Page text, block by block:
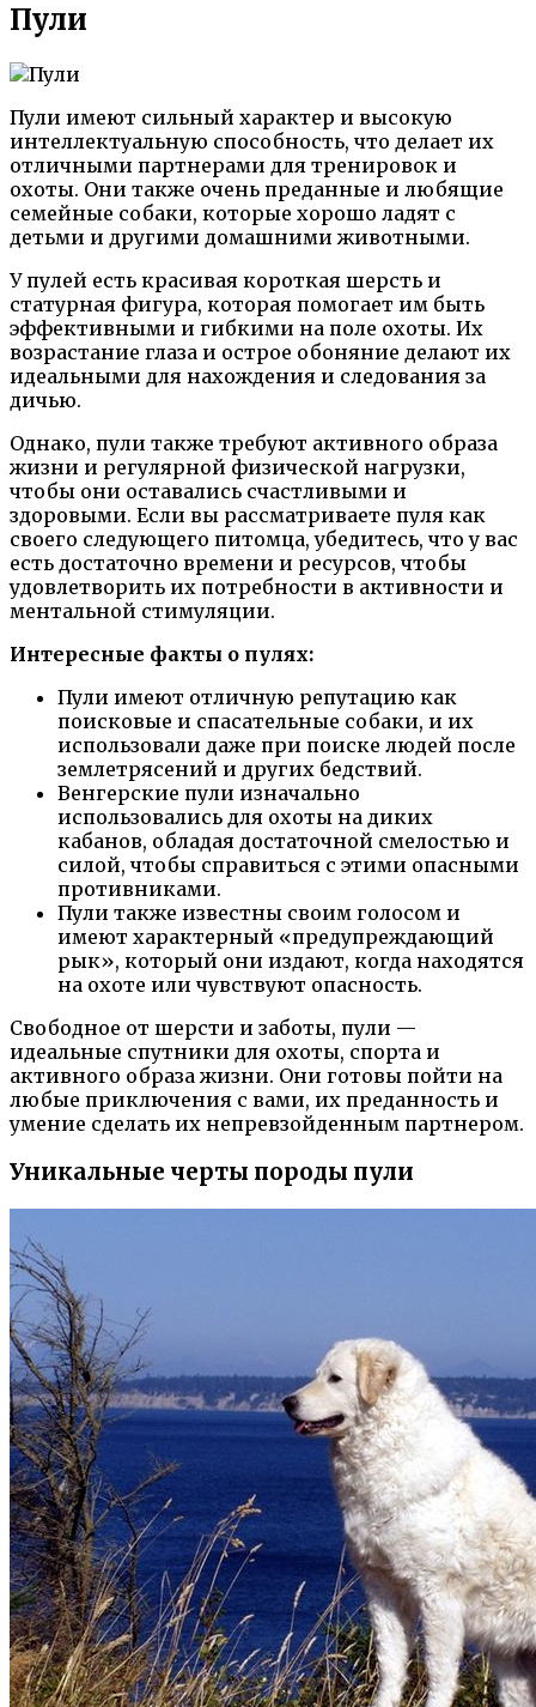
Пули
Пули имеют сильный характер и высокую
интеллектуальную способность, что делает их
отличными партнерами для тренировок и
охоты. Они также очень преданные и любящие
семейные собаки, которые хорошо ладят с
детьми и другими домашними животными.
У пулей есть красивая короткая шерсть и
статурная фигура, которая помогает им быть
эффективными и гибкими на поле охоты. Их
возрастание глаза и острое обоняние делают их
идеальными для нахождения и следования за
дичью.
Однако, пули также требуют активного образа
жизни и регулярной физической нагрузки,
чтобы они оставались счастливыми и
здоровыми. Если вы рассматриваете пуля как
своего следующего питомца, убедитесь, что у вас
есть достаточно времени и ресурсов, чтобы
удовлетворить их потребности в активности и
ментальной стимуляции.
Интересные факты о пулях:
Пули имеют отличную репутацию как
поисковые и спасательные собаки, и их
использовали даже при поиске людей после
землетрясений и других бедствий.
Венгерские пули изначально
использовались для охоты на диких
кабанов, обладая достаточной смелостью и
силой, чтобы справиться с этими опасными
противниками.
Пули также известны своим голосом и
имеют характерный «предупреждающий
рык», который они издают, когда находятся
на охоте или чувствуют опасность.
Свободное от шерсти и заботы, пули —
идеальные спутники для охоты, спорта и
активного образа жизни. Они готовы пойти на
любые приключения с вами, их преданность и
умение сделать их непревзойденным партнером.
Уникальные черты породы пули